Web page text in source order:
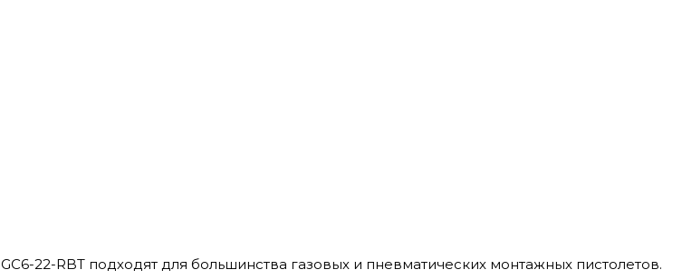
22-RBT подходят для большинства газовых и пневматических монтажных пистолетов.